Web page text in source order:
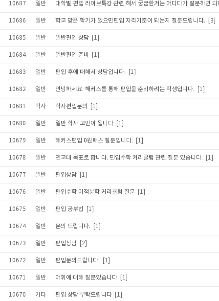
10687 일반 대학별 편입 라이브특강 관련 해서 궁굼한거는 어디다가 질문하면 되
10686 일반 학고 맞은 학기가 있으면편입 자격기준이 되는지 질문드립니다. [3]
10685 일반 일반편입 상담 [1]
10684 일반 일반편입 준비 [1]
10683 일반 편입 후에 대해서 상담입니다. [1]
10682 일반 안녕하세요. 해커스를 통해 편입을 준비하려는 학생입니다. [1]
10681 학사 학사편입문의 [1]
10680 일반 일반 학사 고민이 됩니다 [1]
10679 일반 해커스편입 0원패스 질문입니다. [1]
10678 일반 연고대 목표로 합니다. 편입수학 커리큘럼 관련 질문 있습니다. [1]
10677 일반 편입상담 [1]
10676 일반 편입수학 미적분학 커리큘럼 질문 [1]
10675 일반 편입 공부법 [1]
10674 일반 문의 드립니다. [1]
10673 일반 편입상담 [2]
10672 일반 편입문의드립니다. [1]
10671 일반 어휘에 대해 질문있습니다 [1]
10670 기타 편입 상담 부탁드립니다 [1]